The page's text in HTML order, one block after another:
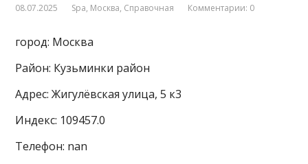
08.07.2025 Spa, Москва, Справочная Комментарии: 0
город: Москва
Район: Кузьминки район
Адрес: Жигулёвская улица, 5 к3
Индекс: 109457.0
Телефон: nan